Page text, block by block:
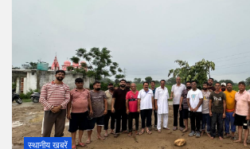
स्थानीय खबरें